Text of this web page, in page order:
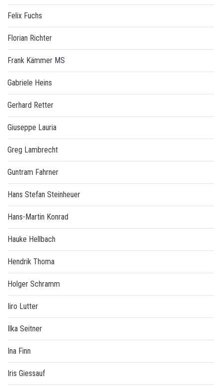
Felix Fuchs
Florian Richter
Frank Kämmer MS
Gabriele Heins
Gerhard Retter
Giuseppe Lauria
Greg Lambrecht
Guntram Fahrner
Hans Stefan Steinheuer
Hans-Martin Konrad
Hauke Hellbach
Hendrik Thoma
Holger Schramm
Iiro Lutter
Ilka Seitner
Ina Finn
Iris Giessauf